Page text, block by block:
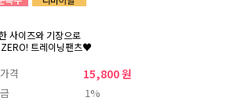
사이즈와 기장으로
트레이닝팬츠♥
격 15,800 원
1%